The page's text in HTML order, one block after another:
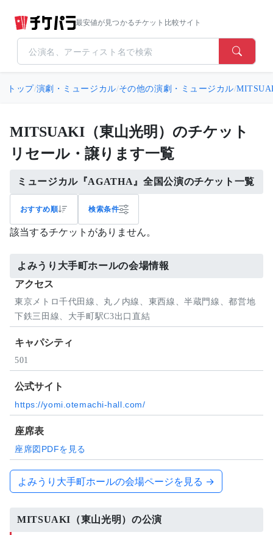
最安値が見つかるチケット比較サイト
トップ/演劇・ミュージカル/その他の演劇・ミュージカル/
MITSUAKI（東山光明）のチケット
リセール・譲ります一覧
ミュージカル『AGATHA』全国公演のチケット一覧
おすすめ順 検索条件
該当するチケットがありません。
よみうり大手町ホールの会場情報
アクセス
東京メトロ千代田線、丸ノ内線、東西線、半蔵門線、都営地
下鉄三田線、大手町駅C3出口直結
キャパシティ
501
公式サイト
https://yomi.otemachi-hall.com/
座席表
座席図PDFを見る
よみうり大手町ホールの会場ページを見る →
MITSUAKI（東山光明）の公演